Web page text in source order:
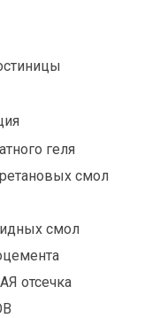
геля
смол
смол
отсечка